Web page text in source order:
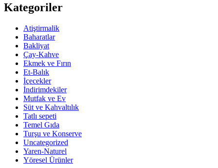
Kategoriler
Atiştirmalik
Baharatlar
Bakliyat
Çay-Kahve
Ekmek ve Fırın
Et-Balık
İçecekler
İndirimdekiler
Mutfak ve Ev
Süt ve Kahvaltılık
Tatlı sepeti
Temel Gıda
Turşu ve Konserve
Uncategorized
Yaren-Naturel
Yöresel Ürünler